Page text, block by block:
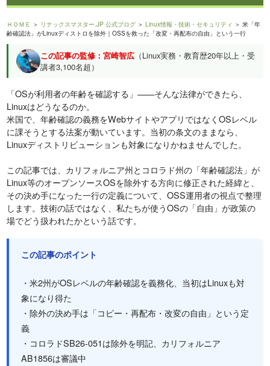
ＨＯＭＥ ＞ リナックスマスター.JP 公式ブログ ＞Linux情報・技術・セキュリティ ＞ 米「年
齢確認法」がLinuxディストロを除外｜OSSを救った「改変・再配布の自由」という一行
この記事の監修：宮崎智広 （Linux実務・教育歴20年以上・受
講者3,100名超）
「OSが利用者の年齢を確認する」——そんな法律ができたら、
Linuxはどうなるのか。
米国で、年齢確認の義務をWebサイトやアプリではなくOSレベル
に課そうとする法案が動いています。当初の条文のままなら、
Linuxディストリビューションも対象になりかねませんでした。
この記事では、カリフォルニア州とコロラド州の「年齢確認法」が
Linux等のオープンソースOSを除外する方向に修正された経緯と、
その決め手になった一行の定義について、OSS運用者の視点で整理
します。技術の話ではなく、私たちが使うOSの「自由」が政策の
場でどう扱われたかという話です。
この記事のポイント
・米2州がOSレベルの年齢確認を義務化、当初はLinuxも対
象になり得た
・除外の決め手は「コピー・再配布・改変の自由」という定
義
・コロラドSB26-051は除外を明記、カリフォルニア
AB1856は審議中